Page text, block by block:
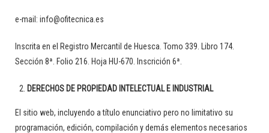
e-mail: info@ofitecnica.es
Inscrita en el Registro Mercantil de Huesca. Tomo 339. Libro 174.
Sección 8ª. Folio 216. Hoja HU-670. Inscrición 6ª.
DERECHOS DE PROPIEDAD INTELECTUAL E INDUSTRIAL
El sitio web, incluyendo a título enunciativo pero no limitativo su
programación, edición, compilación y demás elementos necesarios